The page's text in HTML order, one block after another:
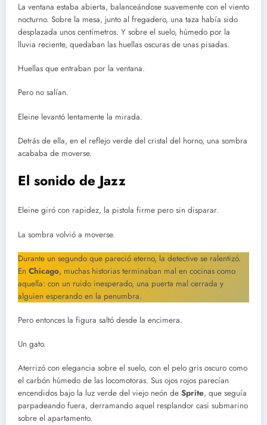
La ventana estaba abierta, balanceándose suavemente con el viento
nocturno. Sobre la mesa, junto al fregadero, una taza había sido
desplazada unos centímetros. Y sobre el suelo, húmedo por la
lluvia reciente, quedaban las huellas oscuras de unas pisadas.
Huellas que entraban por la ventana.
Pero no salían.
Eleine levantó lentamente la mirada.
Detrás de ella, en el reflejo verde del cristal del horno, una sombra
acababa de moverse.
El sonido de Jazz
Eleine giró con rapidez, la pistola firme pero sin disparar.
La sombra volvió a moverse.
Durante un segundo que pareció eterno, la detective se ralentizó.
En Chicago, muchas historias terminaban mal en cocinas como
aquella: con un ruido inesperado, una puerta mal cerrada y
alguien esperando en la penumbra.
Pero entonces la figura saltó desde la encimera.
Un gato.
Aterrizó con elegancia sobre el suelo, con el pelo gris oscuro como
el carbón húmedo de las locomotoras. Sus ojos rojos parecían
encendidos bajo la luz verde del viejo neón de Sprite, que seguía
parpadeando fuera, derramando aquel resplandor casi submarino
sobre el apartamento.